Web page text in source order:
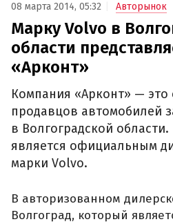
08 марта 2014, 05:32 Авторынок
Марку Volvo в
области
«Арконт»
Компания «Арконт» —
продавцов автомобилей
в Волгоградской
является официальным
марки Volvo.
В авторизованном
Волгоград, который